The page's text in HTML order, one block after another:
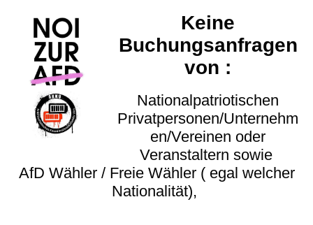
Keine
Buchungsanfragen
von :
Nationalpatriotischen
Privatpersonen/Unternehm
en/Vereinen oder
Veranstaltern sowie
AfD Wähler / Freie Wähler ( egal welcher
Nationalität),